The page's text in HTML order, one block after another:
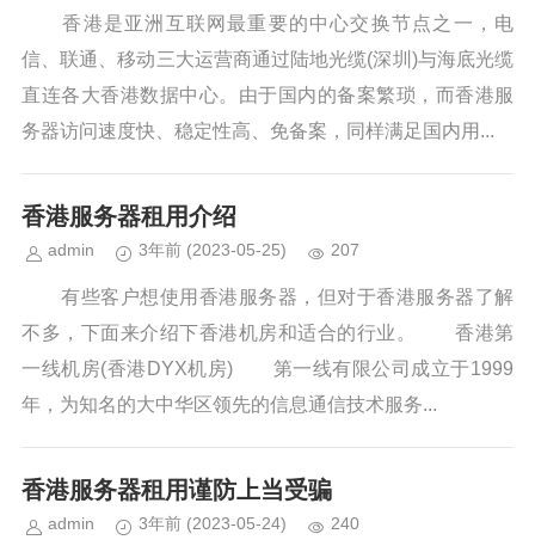
香港是亚洲互联网最重要的中心交换节点之一，电
信、联通、移动三大运营商通过陆地光缆(深圳)与海底光缆
直连各大香港数据中心。由于国内的备案繁琐，而香港服
务器访问速度快、稳定性高、免备案，同样满足国内用...
香港服务器租用介绍
admin 3年前 (2023-05-25) 207
有些客户想使用香港服务器，但对于香港服务器了解
不多，下面来介绍下香港机房和适合的行业。 香港第
一线机房(香港DYX机房) 第一线有限公司成立于1999
年，为知名的大中华区领先的信息通信技术服务...
香港服务器租用谨防上当受骗
admin 3年前 (2023-05-24) 240